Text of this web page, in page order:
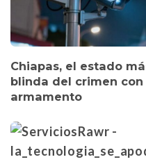
Chiapas, el estado
blinda del crimen
armamento